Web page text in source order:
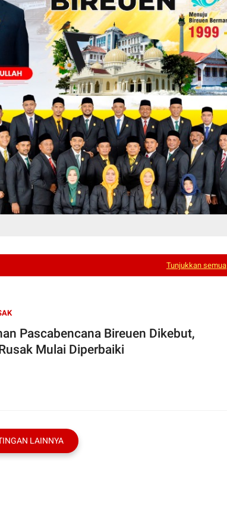
Tunjukkan semua
Pascabencana Bireuen Dikebut,
Mulai Diperbaiki
LAINNYA